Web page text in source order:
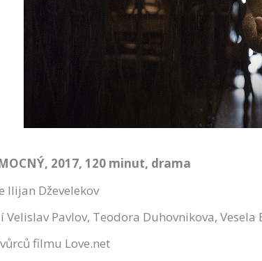
2017, 120 minut, drama
Ilijan Dževelekov
Velislav Pavlov, Teodora Duhovnikova,
filmu Love.net